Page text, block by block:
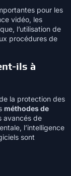
pour les
vidéo, les
l’utilisation de
procédures de
ils à
la protection des
méthodes de
avancés de
l’intelligence
sont